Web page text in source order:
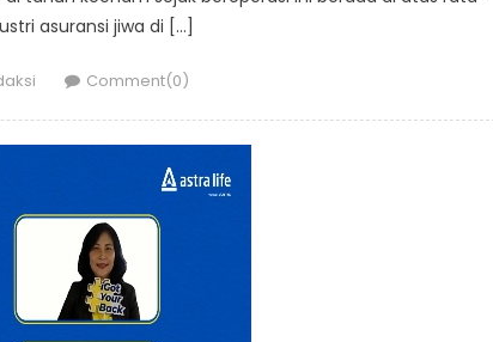
asuransi jiwa di […]
Comment(0)